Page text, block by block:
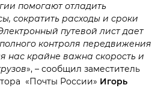
помогают отладить
сократить расходы и сроки
путевой лист дает
контроля передвижения
нас крайне важна скорость и
», – сообщил заместитель
«Почты России» Игорь